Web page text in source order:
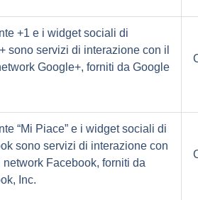
+1 e i widget sociali di
sono servizi di interazione con il
Google+, forniti da Google
“Mi Piace” e i widget sociali di
sono servizi di interazione con
network Facebook, forniti da
Inc.